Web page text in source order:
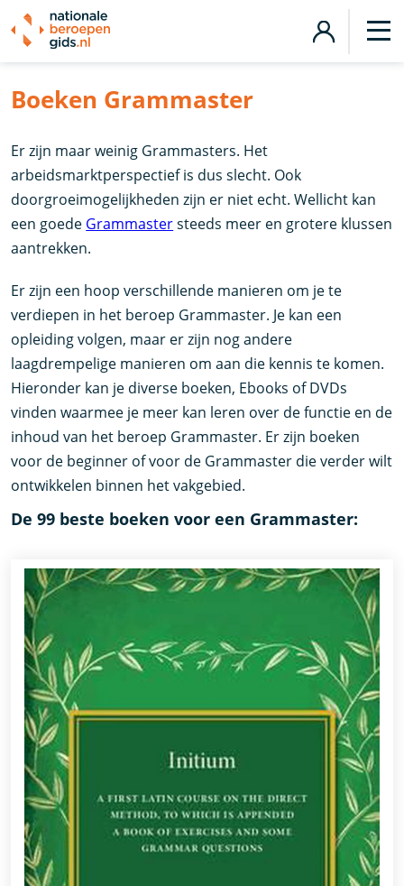
Boeken Grammaster
Er zijn maar weinig Grammasters. Het
arbeidsmarktperspectief is dus slecht. Ook
doorgroeimogelijkheden zijn er niet echt. Wellicht kan
een goede Grammastersteeds meer en grotere klussen
aantrekken.
Er zijn een hoop verschillende manieren om je te
verdiepen in het beroep Grammaster. Je kan een
opleiding volgen, maar er zijn nog andere
laagdrempelige manieren om aan die kennis te komen.
Hieronder kan je diverse boeken, Ebooks of DVDs
vinden waarmee je meer kan leren over de functie en de
inhoud van het beroep Grammaster. Er zijn boeken
voor de beginner of voor de Grammaster die verder wilt
ontwikkelen binnen het vakgebied.
De 99 beste boeken voor een Grammaster: